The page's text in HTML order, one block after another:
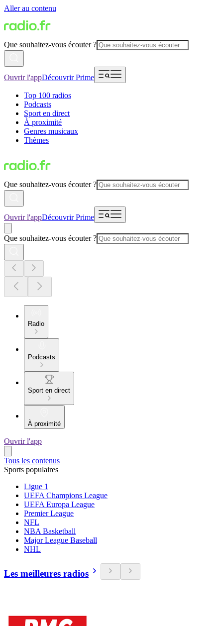
Aller au contenu
Que souhaitez-vous écouter ?
Ouvrir l'appDécouvrir Prime
Top 100 radios
Podcasts
Sport en direct
À proximité
Genres musicaux
Thèmes
Que souhaitez-vous écouter ?
Ouvrir l'appDécouvrir Prime
Que souhaitez-vous écouter ?
Radio
Podcasts
Sport en direct
À proximité
Ouvrir l'app
Tous les contenus
Sports populaires
Ligue 1
UEFA Champions League
UEFA Europa League
Premier League
NFL
NBA Basketball
Major League Baseball
NHL
Les meilleures radios